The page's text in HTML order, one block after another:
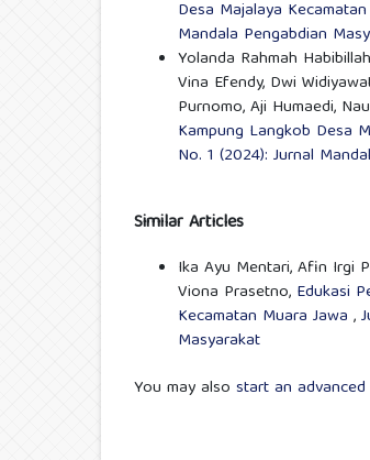
Desa Majalaya
Mandala Pengabdian
Yolanda Rahmah
Vina Efendy, Dwi
Purnomo, Aji Humaedi,
Kampung Langkob Desa
No. 1 (2024): Jurnal
Similar Articles
Ika Ayu Mentari, Afin Irgi
Viona Prasetno, Edukasi
Kecamatan Muara Jawa ,
Masyarakat
You may also start an